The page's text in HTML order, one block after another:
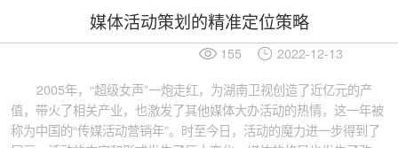
媒体活动策划的精准定位策略
155 2022-12-13
2005年，“超级女声”一炮走红，为湖南卫视创造了近亿元的产
值，带火了相关产业，也激发了其他媒体大办活动的热情，这一年被
称为中国的“传媒活动营销年”。时至今日，活动的魔力进一步得到了